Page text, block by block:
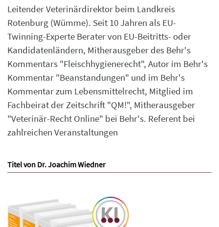
Leitender Veterinärdirektor beim Landkreis
Rotenburg (Wümme). Seit 10 Jahren als EU-
Twinning-Experte Berater von EU-Beitritts- oder
Kandidatenländern, Mitherausgeber des Behr's
Kommentars "Fleischhygienerecht", Autor im Behr's
Kommentar "Beanstandungen" und im Behr's
Kommentar zum Lebensmittelrecht, Mitglied im
Fachbeirat der Zeitschrift "QM!", Mitherausgeber
"Veterinär-Recht Online" bei Behr's. Referent bei
zahlreichen Veranstaltungen
Titel von Dr. Joachim Wiedner